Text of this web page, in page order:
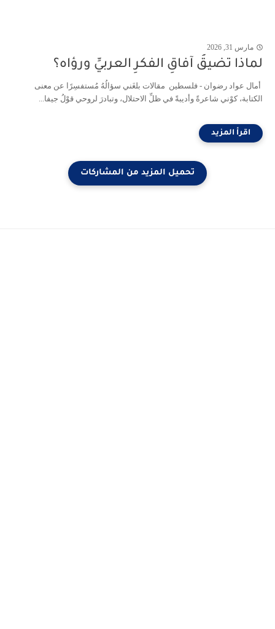
مارس 31, 2026
لماذا تضيقُ آفاقِ الفكرِ العربيِّ ورؤاه؟
أمال عواد رضوان - فلسطين مقالات بلغَني سؤالُهُ مُستفسِرًا عن معنى
الكتابة، كوْني شاعرةً وأديبةً في ظلِّ الاحتلال، وتبادرَ لروحي قوْلُ جيفا...